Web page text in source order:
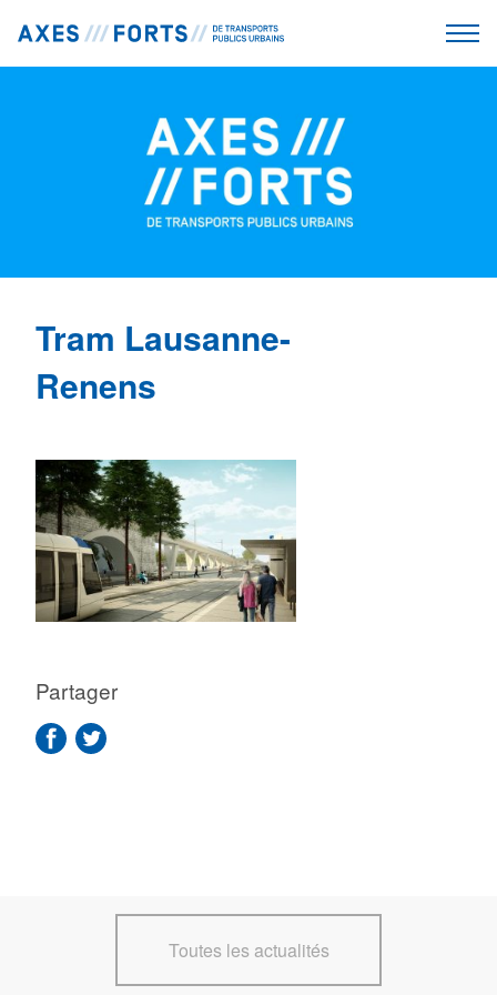
Tram Lausanne-
Renens
Partager
Toutes les actualités